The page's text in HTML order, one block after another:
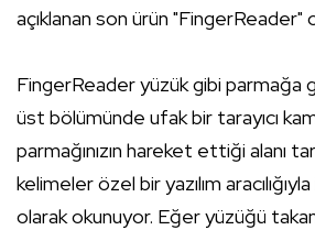
açıklanan son ürün "FingerReader"
FingerReader yüzük gibi parmağa
üst bölümünde ufak bir tarayıcı
parmağınızın hareket ettiği alanı
kelimeler özel bir yazılım
olarak okunuyor. Eğer yüzüğü takan